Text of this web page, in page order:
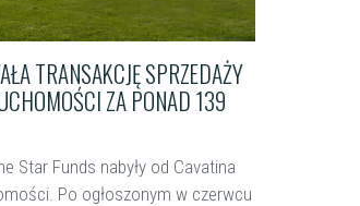
TRANSAKCJĘ SPRZEDAŻY
ZA PONAD 139
Star Funds nabyły od Cavatina
Po ogłoszonym w czerwcu